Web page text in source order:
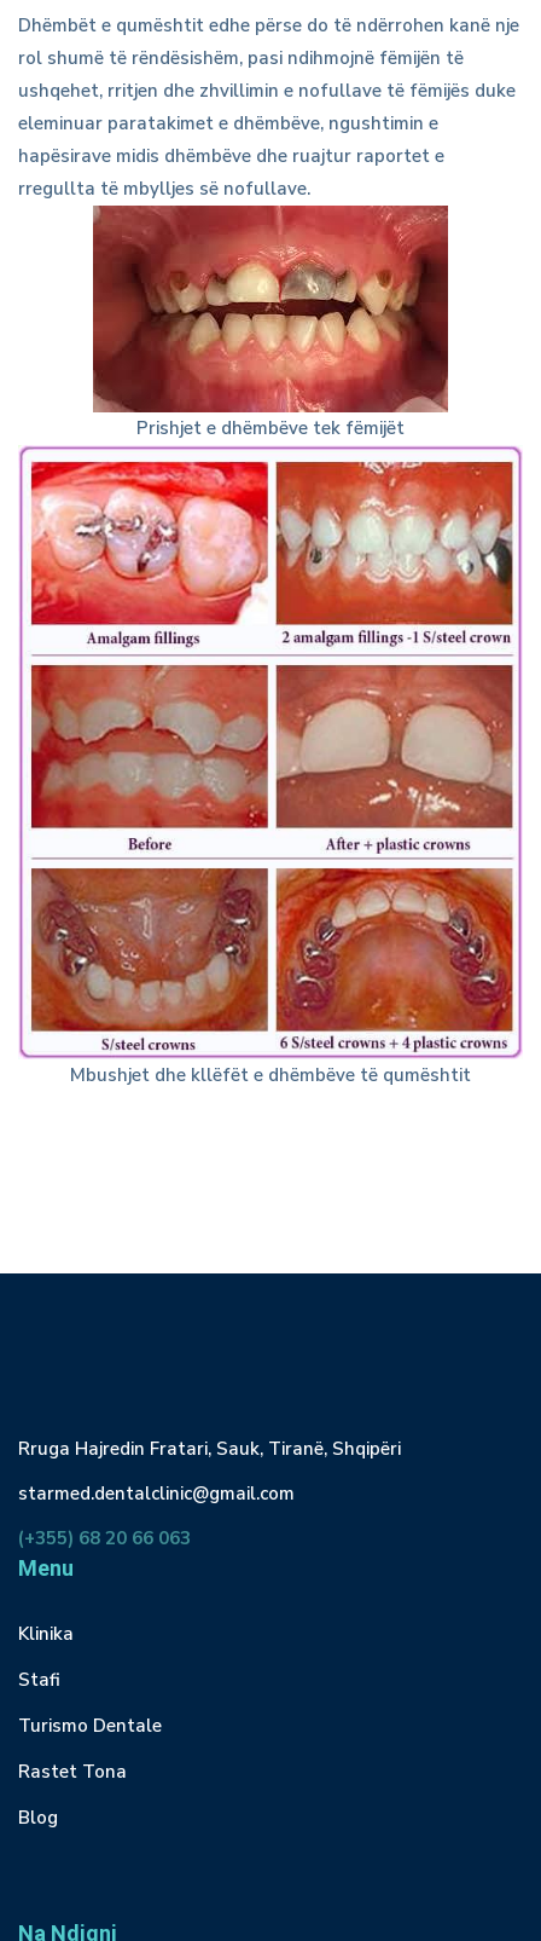
Dhëmbët e qumështit edhe përse do të ndërrohen kanë nje
rol shumë të rëndësishëm, pasi ndihmojnë fëmijën të
ushqehet, rritjen dhe zhvillimin e nofullave të fëmijës duke
eleminuar paratakimet e dhëmbëve, ngushtimin e
hapësirave midis dhëmbëve dhe ruajtur raportet e
rregullta të mbylljes së nofullave.
Prishjet e dhëmbëve tek fëmijët
Mbushjet dhe kllëfët e dhëmbëve të qumështit
Rruga Hajredin Fratari, Sauk, Tiranë, Shqipëri
starmed.dentalclinic@gmail.com
(+355) 68 20 66 063
Menu
Klinika
Stafi
Turismo Dentale
Rastet Tona
Blog